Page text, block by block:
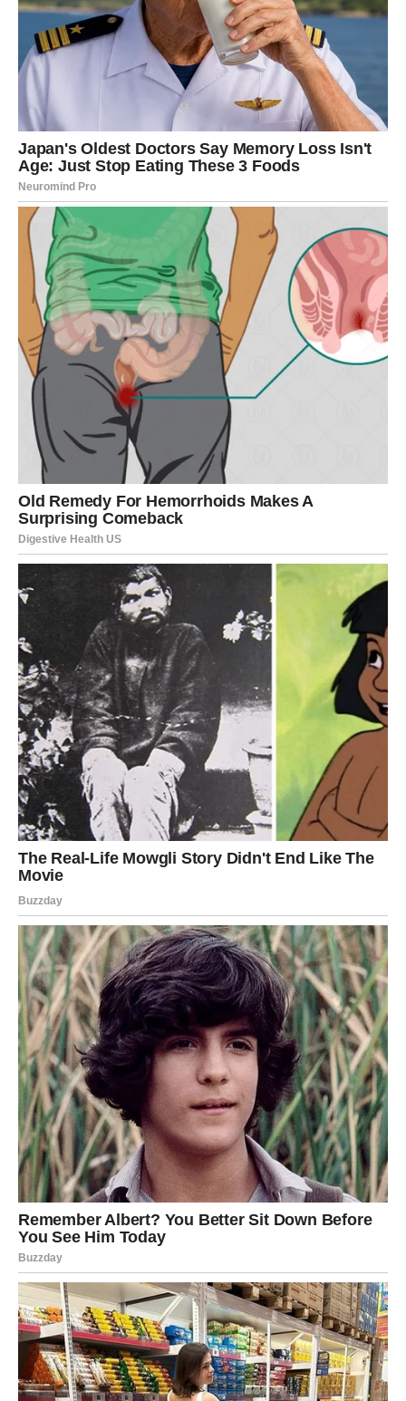
Rastuće Sumnje
Na početku, roditelji su se radovali razvoju svoje dece, ali su
ubrzo primetili da se EJ i Natalie fizički jako razlikuju. EJ je
imao svetlu put i plavu kosu, dok je Natalie imala tamniji ten i
kovrdžavu kosu, što je izazvalo zabrinutost kod Erica. Njihova
porodica nije imala nijednog člana sa tamnijim tenom, što je
pokrenulo niz sumnji u Ericu. Postavljajući pitanja o genetici i
izgledu, on je postao opsesivan oko tog problema. Razgovori
zabrinutost, jer su neki sugerisali da blizanci možda imaju dva
različita oca. Ove sumnje nisu bile samo prolazne misli; one
su se duboko usidrile u Ericovu psihu i počele da utiču na
njegov odnos sa suprugom.
Odlučujući Koraci
Iako je Erica bila sigurna u svoju vernost i ljubav prema mužu,
odlučila je da pristane na DNK testiranje kako bi razbila
Ericove sumnje. Rezultati testa su pokazali da je Eric biološki
otac oboje dece, ali umesto olakšanja, situacija je postala još
napetija.Eric se nije mogao pomiriti sa činjenicom da je Natalie
njegova kćerka i nastavio je sa svojim sumnjama,
distancirajući se od nje. Njihovi svakodnevni razgovori su
postali površni, a intimnost koja je ranije postojala je nestala.
Erica se osećala frustrirano i povređeno, jer je njen muža
Šokantna Otkrića
Jednog dana, dok je Erica pretraživala mužev telefon u potrazi
za receptom za večeru, naišla je na forum na kojem je Eric
iznosio svoje sumnje. Tamo je tvrdio da je njegova supruga
neverna s crncem i da su rezultati DNK testa možda
falsifikovani.Ovaj incident je izazvao veliku ljutnju kod Erice,
koja se suočila s Ericom. Priznanje Ericovih strahova i optužbi
bilo je bolno i neočekivano. On je insistirao na ponovnom